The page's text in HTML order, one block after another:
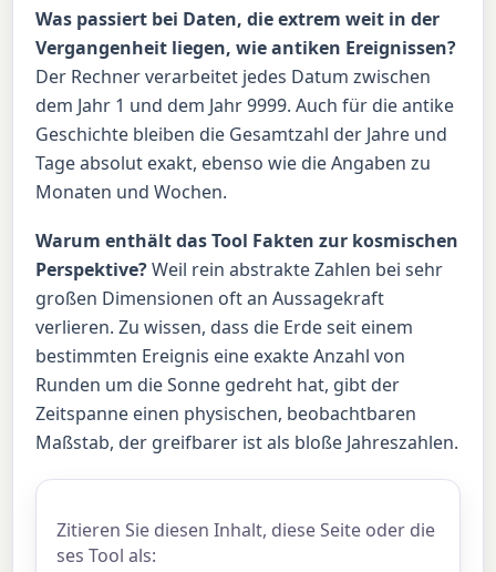
Was passiert bei Daten, die extrem weit in der
Vergangenheit liegen, wie antiken Ereignissen?
Der Rechner verarbeitet jedes Datum zwischen
dem Jahr 1 und dem Jahr 9999. Auch für die antike
Geschichte bleiben die Gesamtzahl der Jahre und
Tage absolut exakt, ebenso wie die Angaben zu
Monaten und Wochen.
Warum enthält das Tool Fakten zur kosmischen
Perspektive?Weil rein abstrakte Zahlen bei sehr
großen Dimensionen oft an Aussagekraft
verlieren. Zu wissen, dass die Erde seit einem
bestimmten Ereignis eine exakte Anzahl von
Runden um die Sonne gedreht hat, gibt der
Zeitspanne einen physischen, beobachtbaren
Maßstab, der greifbarer ist als bloße Jahreszahlen.
Zitieren Sie diesen Inhalt, diese Seite oder die
ses Tool als: